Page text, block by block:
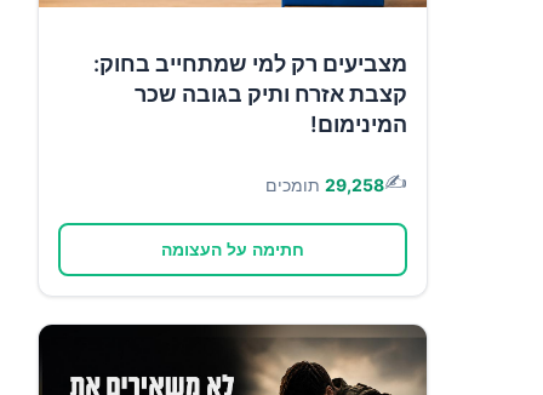
מצביעים רק למי שמתחייב בחוק:
קצבת אזרח ותיק בגובה שכר
המינימום!
✍️
29,258 תומכים
חתימה על העצומה